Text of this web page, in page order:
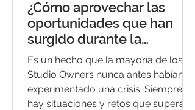
¿Cómo aprovechar las
oportunidades que han
surgido durante la
pandemia?
Es un hecho que la mayoría de los
Studio Owners nunca antes habían
experimentado una crisis. Siempre
hay situaciones y retos que superar...